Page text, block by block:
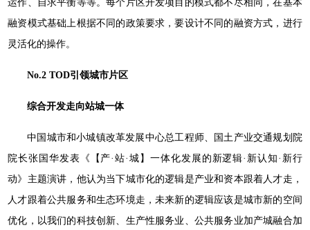
运作、自求平衡等等。每个片区开发项目的模式都不尽相同，在基本
融资模式基础上根据不同的政策要求，要设计不同的融资方式，进行
灵活化的操作。
No.2 TOD引领城市片区
综合开发走向站城一体
中国城市和小城镇改革发展中心总工程师、国土产业交通规划院
院长张国华发表《【产·站·城】一体化发展的新逻辑·新认知·新行
动》主题演讲，他认为当下城市化的逻辑是产业和资本跟着人才走，
人才跟着公共服务和生态环境走，未来新的逻辑应该是城市新的空间
优化，以我们的科技创新、生产性服务业、公共服务业加产城融合加